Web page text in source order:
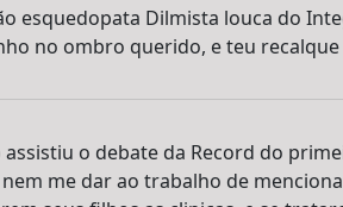
esquedopata Dilmista louca do
no ombro querido, e teu recalque
o debate da Record do
me dar ao trabalho de